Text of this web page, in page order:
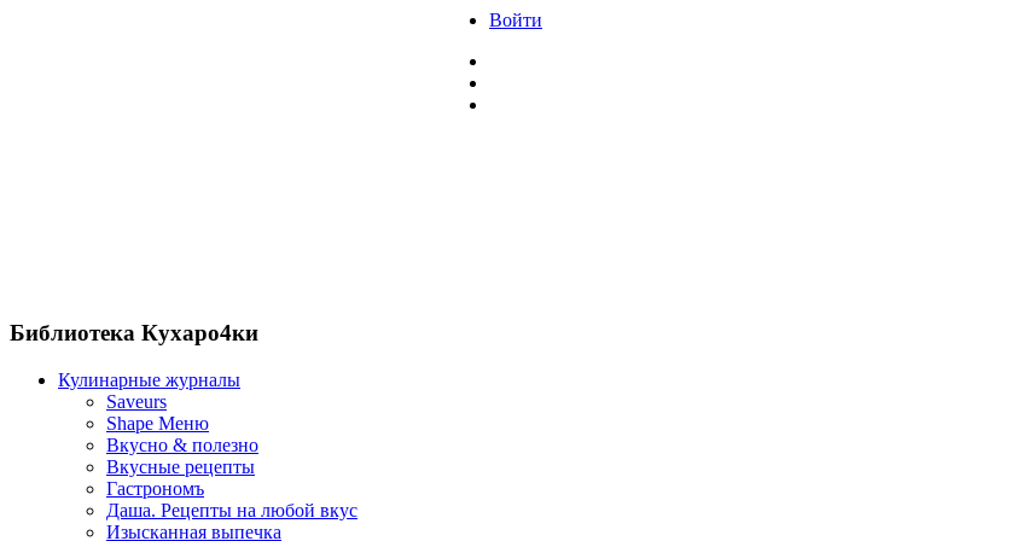
Библиотека Кухаро4ки
Кулинарные журналы
Saveurs
Shape Меню
Вкусно & полезно
Вкусные рецепты
Гастрономъ
Даша. Рецепты на любой вкус
Изысканная выпечка
Войти